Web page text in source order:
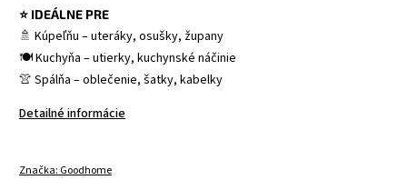
⭐ IDEÁLNE PRE
🚿 Kúpeľňu – uteráky, osušky, župany
🍽 Kuchyňa – utierky, kuchynské náčinie
👚 Spálňa – oblečenie, šatky, kabelky
Detailné informácie
Značka: Goodhome